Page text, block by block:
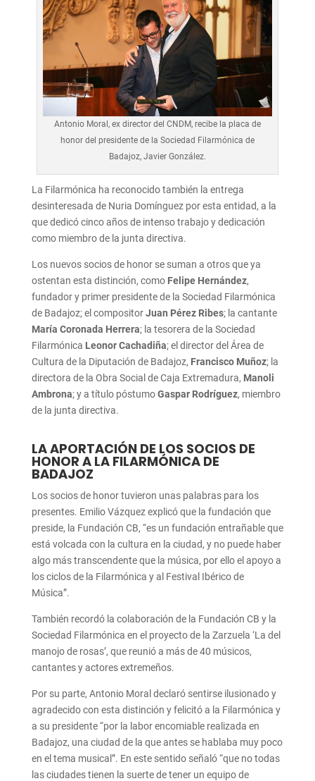
Antonio Moral, ex director del CNDM, recibe la placa de
honor del presidente de la Sociedad Filarmónica de
Badajoz, Javier González.
La Filarmónica ha reconocido también la entrega
desinteresada de Nuria Domínguez por esta entidad, a la
que dedicó cinco años de intenso trabajo y dedicación
como miembro de la junta directiva.
Los nuevos socios de honor se suman a otros que ya
ostentan esta distinción, como Felipe Hernández,
fundador y primer presidente de la Sociedad Filarmónica
de Badajoz; el compositorJuan Pérez Ribes; la cantante
María Coronada Herrera; la tesorera de la Sociedad
Filarmónica Leonor Cachadiña; el director del Área de
Cultura de la Diputación de Badajoz, Francisco Muñoz; la
directora de la Obra Social de Caja Extremadura, Manoli
Ambrona; y a título póstumoGaspar Rodríguez, miembro
de la junta directiva.
LA APORTACIÓN DE LOS SOCIOS DE
HONOR A LA FILARMÓNICA DE
BADAJOZ
Los socios de honor tuvieron unas palabras para los
presentes. Emilio Vázquez explicó que la fundación que
preside, la Fundación CB, “es un fundación entrañable que
está volcada con la cultura en la ciudad, y no puede haber
algo más transcendente que la música, por ello el apoyo a
los ciclos de la Filarmónica y al Festival Ibérico de
Música”.
También recordó la colaboración de la Fundación CB y la
Sociedad Filarmónica en el proyecto de la Zarzuela ‘La del
manojo de rosas’, que reunió a más de 40 músicos,
cantantes y actores extremeños.
Por su parte, Antonio Moral declaró sentirse ilusionado y
agradecido con esta distinción y felicitó a la Filarmónica y
a su presidente “por la labor encomiable realizada en
Badajoz, una ciudad de la que antes se hablaba muy poco
en el tema musical”. En este sentido señaló “que no todas
las ciudades tienen la suerte de tener un equipo de